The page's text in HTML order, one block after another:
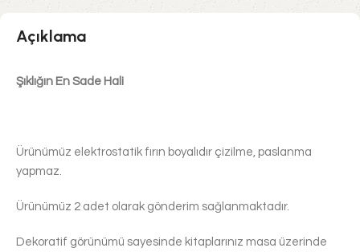
Açıklama
Şıklığın En Sade Hali
Ürünümüz elektrostatik fırın boyalıdır çizilme, paslanma
yapmaz.
Ürünümüz 2 adet olarak gönderim sağlanmaktadır.
Dekoratif görünümü sayesinde kitaplarınız masa üzerinde